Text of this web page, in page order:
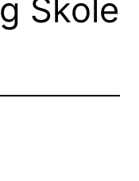
Skole